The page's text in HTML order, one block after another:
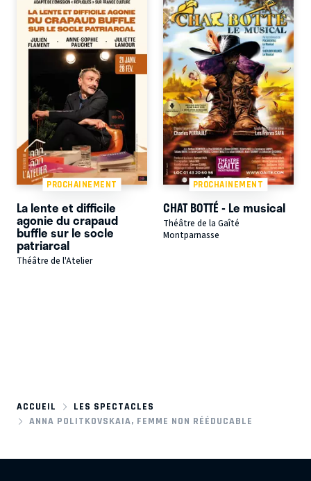
PROCHAINEMENT
La lente et difficile
agonie du crapaud
buffle sur le socle
patriarcal
Théâtre de l'Atelier
PROCHAINEMENT
CHAT BOTTÉ - Le musical
Théâtre de la Gaîté
Montparnasse
ACCUEIL
LES SPECTACLES
ANNA POLITKOVSKAIA, FEMME NON RÉÉDUCABLE